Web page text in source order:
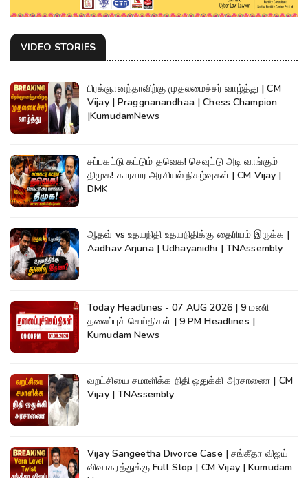
VIDEO STORIES
பிரக்ஞானந்தாவிற்கு முதலமைச்சர் வாழ்த்து | CM
Vijay | Praggnanandhaa | Chess Champion
|KumudamNews
சப்பகட்டு கட்டும் தவெக! செவுட்டு அடி வாங்கும்
திமுக! காரசார அரசியல் நிகழ்வுகள் | CM Vijay |
DMK
ஆதவ் vs உதயநிதி உதயநிதிக்கு தைரியம் இருக்க |
Aadhav Arjuna | Udhayanidhi | TNAssembly
Today Headlines - 07 AUG 2026 | 9 மணி
தலைப்புச் செய்திகள் | 9 PM Headlines |
Kumudam News
வறட்சியை சமாளிக்க நிதி ஒதுக்கி அரசாணை | CM
Vijay | TNAssembly
Vijay Sangeetha Divorce Case | சங்கீதா விஜய்
விவாகரத்துக்கு Full Stop | CM Vijay | Kumudam